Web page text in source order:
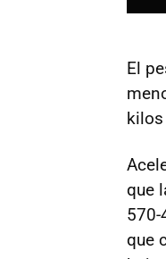
El
kilos
que
570-
que